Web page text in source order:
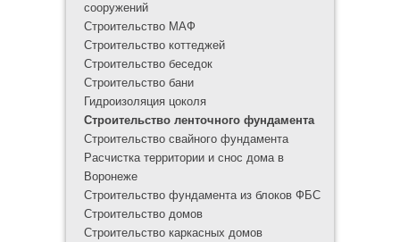
сооружений
Строительство МАФ
Строительство коттеджей
Строительство беседок
Строительство бани
Гидроизоляция цоколя
Строительство ленточного фундамента
Строительство свайного фундамента
Расчистка территории и снос дома в
Воронеже
Строительство фундамента из блоков ФБС
Строительство домов
Строительство каркасных домов